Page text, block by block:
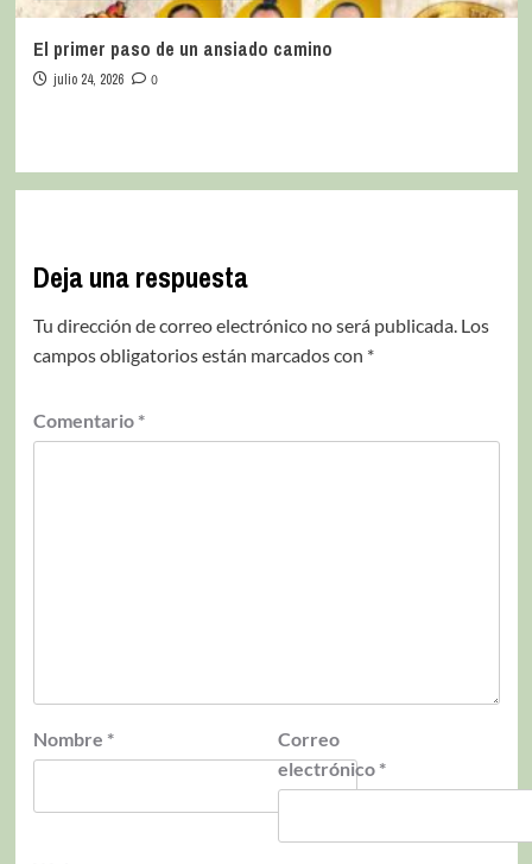
El primer paso de un ansiado camino
julio 24, 2026 0
Deja una respuesta
Tu dirección de correo electrónico no será publicada. Los
campos obligatorios están marcados con *
Comentario *
Nombre *
Correo
electrónico *